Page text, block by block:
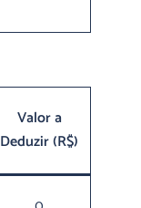
Valor a
Deduzir (R$)